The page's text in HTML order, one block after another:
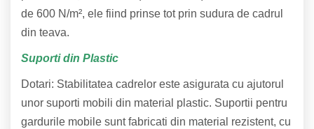
de 600 N/m², ele fiind prinse tot prin sudura de cadrul
din teava.
Suporti din Plastic
Dotari: Stabilitatea cadrelor este asigurata cu ajutorul
unor suporti mobili din material plastic. Suportii pentru
gardurile mobile sunt fabricati din material rezistent, cu